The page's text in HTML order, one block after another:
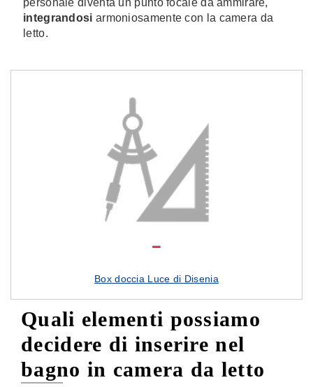
personale diventa un punto focale da ammirare,
integrandosi armoniosamente con la camera da
letto.
Box doccia Luce di Disenia
Quali elementi possiamo
decidere di inserire nel
bagno in camera da letto